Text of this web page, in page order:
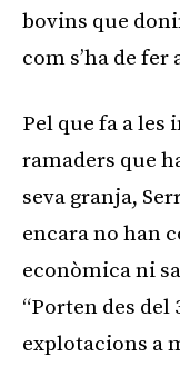
bovins que
com s’ha de fer
Pel que fa a les
ramaders que
seva granja,
encara no han
econòmica ni
“Porten des del
explotacions a